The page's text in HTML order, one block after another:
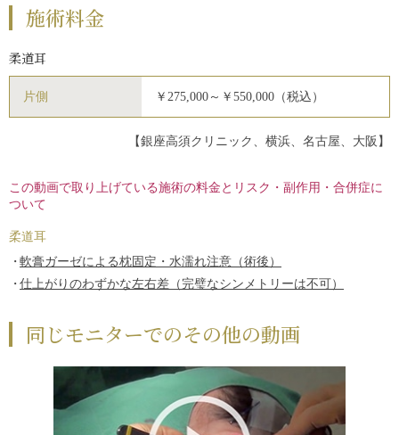
施術料金
柔道耳
片側 ￥275,000～￥550,000（税込）
【銀座高須クリニック、横浜、名古屋、大阪】
この動画で取り上げている施術の料金とリスク・副作用・合併症に
ついて
柔道耳
軟膏ガーゼによる枕固定・水濡れ注意（術後）
仕上がりのわずかな左右差（完璧なシンメトリーは不可）
同じモニターでのその他の動画